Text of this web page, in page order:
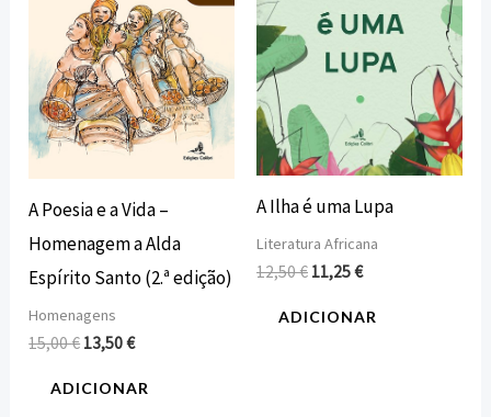
A Poesia e a Vida –
Homenagem a Alda
Espírito Santo (2.ª edição)
Homenagens
15,00€ 13,50€
ADICIONAR
A Ilha é uma Lupa
Literatura Africana
12,50€ 11,25€
ADICIONAR